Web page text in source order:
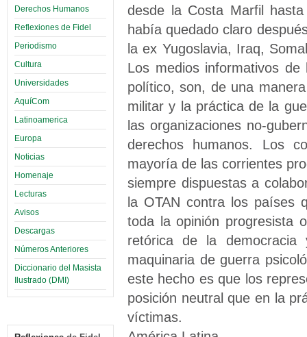
Derechos Humanos
Reflexiones de Fidel
Periodismo
Cultura
Universidades
AquíCom
Latinoamerica
Europa
Noticias
Homenaje
Lecturas
Avisos
Descargas
Números Anteriores
Diccionario del Masista
Ilustrado (DMI)
desde la Costa Marfil
había quedado claro
la ex Yugoslavia, Iraq,
Los medios informativos
político, son, de una
militar y la práctica de la
las organizaciones no-
derechos humanos. Los
mayoría de las corrientes
siempre dispuestas a
la OTAN contra los países
toda la opinión progresista
retórica de la democracia
maquinaria de guerra
este hecho es que los
posición neutral que en la
víctimas.